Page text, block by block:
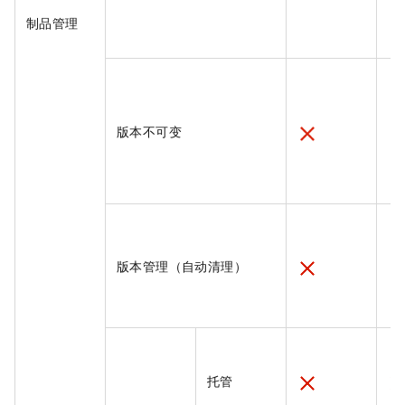
制品管理
版本不可变
版本管理（自动清理）
托管